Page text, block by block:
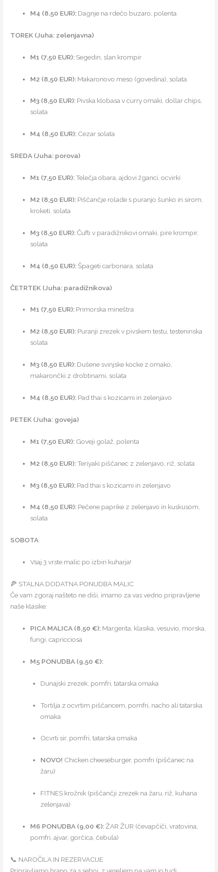
M4 (8,50 EUR): Dagnje na rdečo buzaro, polenta
TOREK (Juha: zelenjavna)
M1 (7,50 EUR): Segedin, slan krompir
M2 (8,50 EUR): Makaronovo meso (govedina), solata
M3 (8,50 EUR): Pivska klobasa v curry omaki, dollar chips,
solata
M4 (8,50 EUR): Cezar solata
SREDA (Juha: porova)
M1 (7,50 EUR):Telečja obara, ajdovi žganci, ocvirki
M2 (8,50 EUR): Piščančje rolade s puranjo šunko in sirom,
kroketi, solata
M3 (8,50 EUR):Čufti v paradižnikovi omaki, pire krompir,
solata
M4 (8,50 EUR):Špageti carbonara, solata
ČETRTEK (Juha: paradižnikova)
M1 (7,50 EUR): Primorska mineštra
M2 (8,50 EUR): Puranji zrezek v pivskem testu, testeninska
solata
M3 (8,50 EUR): Dušene svinjske kocke z omako,
makarončki z drobtinami, solata
M4 (8,50 EUR): Pad thai s kozicami in zelenjavo
PETEK (Juha: goveja)
M1 (7,50 EUR): Goveji golaž, polenta
M2 (8,50 EUR):Teriyaki piščanec z zelenjavo, riž, solata
M3 (8,50 EUR): Pad thai s kozicami in zelenjavo
M4 (8,50 EUR): Pečene paprike z zelenjavo in kuskusom,
solata
SOBOTA
Vsaj 3 vrste malic po izbiri kuharja!
🍕 STALNA DODATNA PONUDBA MALIC
Če vam zgoraj našteto ne diši, imamo za vas vedno pripravljene
naše klasike:
PICA MALICA (8,50 €): Margerita, klasika, vesuvio, morska,
fungi, capricciosa
M5 PONUDBA (9,50 €):
Dunajski zrezek, pomfri, tatarska omaka
Tortilja z ocvrtim piščancem, pomfri, nacho ali tatarska
omaka
Ocvrti sir, pomfri, tatarska omaka
NOVO! Chicken cheeseburger, pomfri (piščanec na
žaru)
FITNES krožnik (piščančji zrezek na žaru, riž, kuhana
zelenjava)
M6 PONUDBA (9,00 €):ŽAR ŽUR (čevapčiči, vratovina,
pomfri, ajvar, gorčica, čebula)
📞 NAROČILA IN REZERVACIJE